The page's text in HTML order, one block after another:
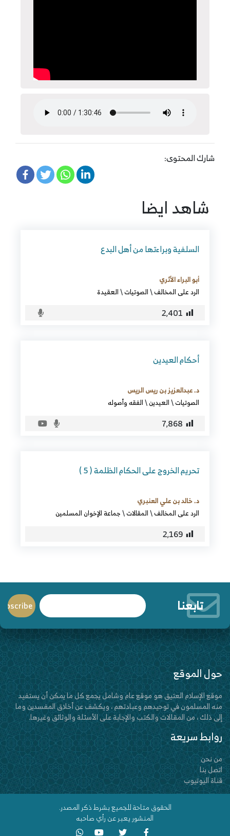
شارك المحتوى:
شاهد ايضا
السلفية وبراءتها من أهل البدع
أبو البراء الأثري
الرد على المخالف\الصوتيات\العقيدة
2٬401
أحكام العيدين
د. عبدالعزيز بن ريس الريس
الصوتيات\العيدين\الفقه وأصوله
7٬868
تحريم الخروج على الحكام الظلمة ( 5 )
د. خالد بن علي العنبري
الرد على المخالف\المقالات\جماعة الإخوان المسلمين
2٬169
تابعنا
حول الموقع
موقع الإسلام العتيق هو موقع عام وشامل يجمع كل ما يمكن أن يستفيد
منه المسلمون في توحيدهم وعبادتهم ، ويكشف عن أخلاق المفسدين وما
إلى ذلك ، من المقالات والكتب والإجابة على الأسئلة والوثائق وغيرها.
روابط سريعة
من نحن
اتصل بنا
قناة اليوتيوب
الحقوق متاحة للجميع بشرط ذكر المصدر.
المنشور يعبر عن رأي صاحبه